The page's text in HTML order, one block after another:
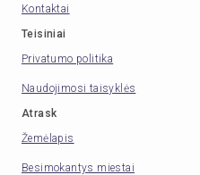
Kontaktai
Teisiniai
Privatumo politika
Naudojimosi taisyklės
Atrask
Žemėlapis
Besimokantys miestai